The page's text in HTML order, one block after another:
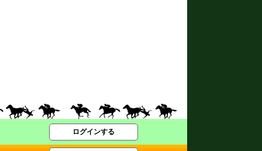
ログインする